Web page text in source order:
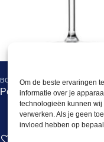
Om de beste ervaringen
informatie over je
technologieën kunnen wij
verwerken. Als je geen
invloed hebben op
BORRELGLAZEN
Port sherryglas 14 cl